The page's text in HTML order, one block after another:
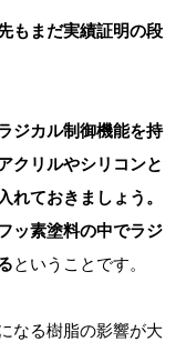
先もまだ実績証明の段
ラジカル制御機能を持
クリルやシリコンと
れておきましょう。
ッ素塗料の中でラジ
ということです。
なる樹脂の影響が大